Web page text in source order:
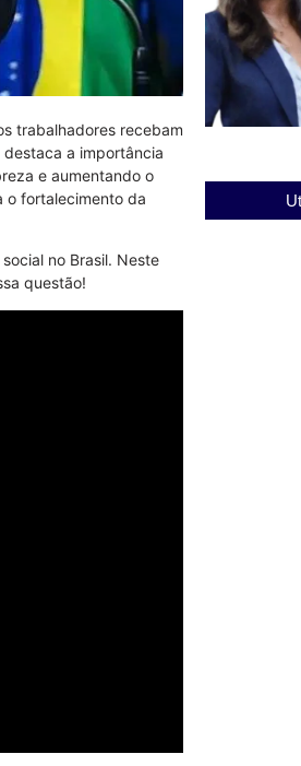
trabalhadores recebam
destaca a importância
e aumentando o
o fortalecimento da
social no Brasil. Neste
questão!